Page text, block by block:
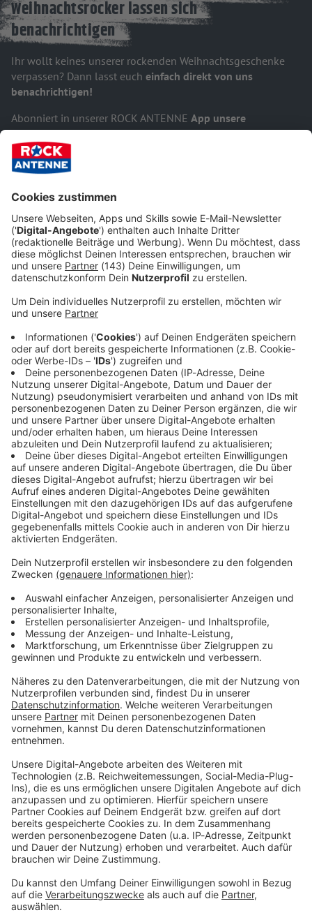
Weihnachtsrocker lassen sich
benachrichtigen
Ihr wollt keines unserer rockenden Weihnachtsgeschenke
verpassen? Dann lasst euch einfach direkt von uns
benachrichtigen!
Abonniert in unserer ROCK ANTENNE App unsere
"ROCKventskalender"-Pushmitteilungenund lasst euch so
einmal täglich den Link zum aktuellen Türchen
Smartphone schicken. Ganz einfach und bequem - it's so
Ihr findet die Pushnachrichten
"Einstellungen".
ROCK ANTENNE App downloaden
Pushnachrichten in der App aktivieren
Weihnachten rockt mit ROCK ANTENNE:
Audiotitel - Xmas Rock
Genieße die besinnliche
Zeit mit den besten
Christmas Rocksongs
merry gentlemen- Rob
Halford with family and
friends
Weihnachten